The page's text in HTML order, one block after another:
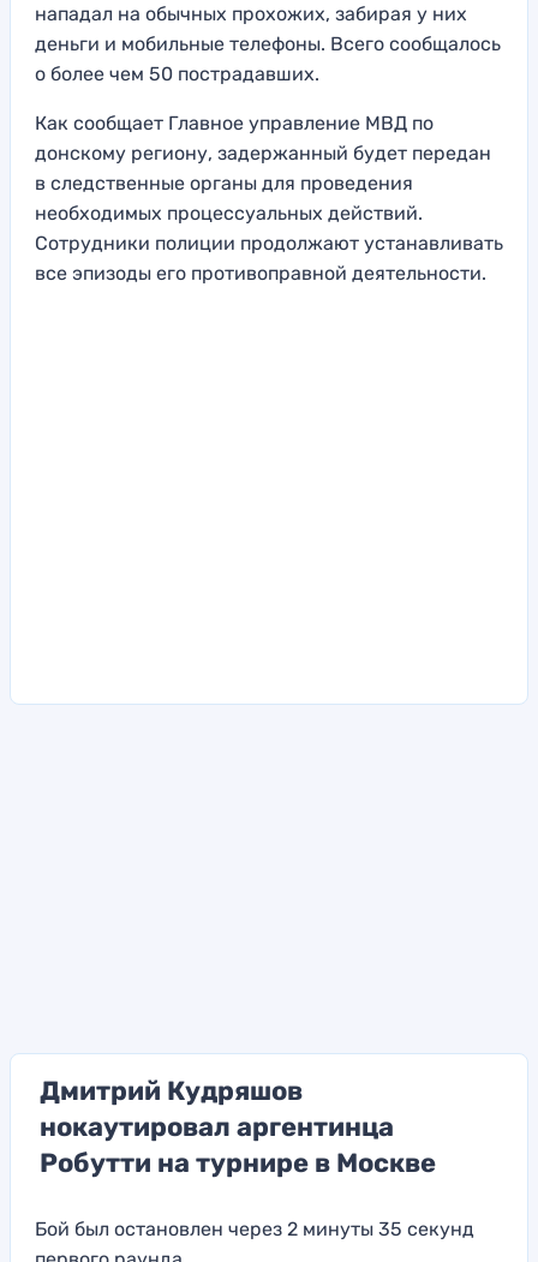
нападал на обычных прохожих, забирая у них
деньги и мобильные телефоны. Всего сообщалось
о более чем 50 пострадавших.
Как сообщает Главное управление МВД по
донскому региону, задержанный будет передан
в следственные органы для проведения
необходимых процессуальных действий.
Сотрудники полиции продолжают устанавливать
все эпизоды его противоправной деятельности.
Дмитрий Кудряшов
нокаутировал аргентинца
Робутти на турнире в Москве
Бой был остановлен через 2 минуты 35 секунд